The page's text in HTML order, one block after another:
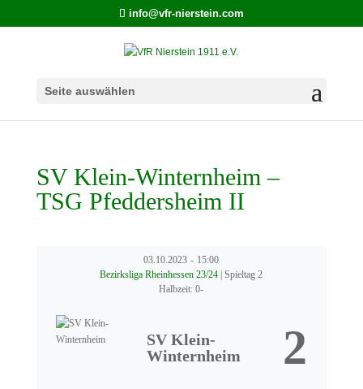
info@vfr-nierstein.com
Seite auswählen
SV Klein-Winternheim –
TSG Pfeddersheim II
03.10.2023 - 15:00
Bezirksliga Rheinhessen 23/24 | Spieltag 2
Halbzeit: 0-
SV Klein-
Winternheim
2